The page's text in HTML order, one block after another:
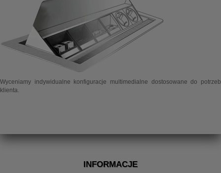
Wyceniamy indywidualne konfiguracje multimedialne dostosowane do potrzeb
klienta.
INFORMACJE